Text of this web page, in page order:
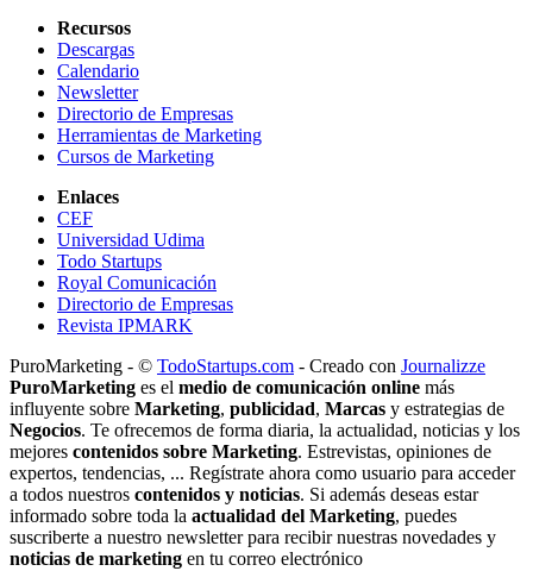
Recursos
Descargas
Calendario
Newsletter
Directorio de Empresas
Herramientas de Marketing
Cursos de Marketing
Enlaces
CEF
Universidad Udima
Todo Startups
Royal Comunicación
Directorio de Empresas
Revista IPMARK
PuroMarketing - © TodoStartups.com - Creado con Journalizze
PuroMarketing es el medio de comunicación online más
influyente sobre Marketing, publicidad, Marcas y estrategias de
Negocios. Te ofrecemos de forma diaria, la actualidad, noticias y los
mejores contenidos sobre Marketing. Estrevistas, opiniones de
expertos, tendencias, ... Regístrate ahora como usuario para acceder
a todos nuestros contenidos y noticias. Si además deseas estar
informado sobre toda la actualidad del Marketing, puedes
suscriberte a nuestro newsletter para recibir nuestras novedades y
noticias de marketing en tu correo electrónico